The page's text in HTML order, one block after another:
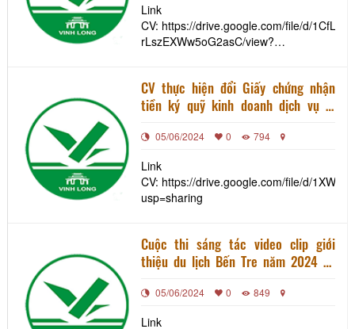
Link
CV: https://drive.google.com/file/d/
rLszEXWw5oG2asC/view?
CV thực hiện đổi Giấy chứng nhận
tiền ký quỹ kinh doanh dịch vụ lữ
số 168/2017/NĐ-CP, ngày
31/12/2017 của Chính phủ (lần 3)
05/06/2024 0 794
Link
CV: https://drive.google.com/file/d/
usp=sharing
Cuộc thi sáng tác video clip giới
thiệu du lịch Bến Tre năm 2024 và
2024 trên Ứng dụng du lịch thông
minh Bến Tre (App BenTre Tourism)
05/06/2024 0 849
Link